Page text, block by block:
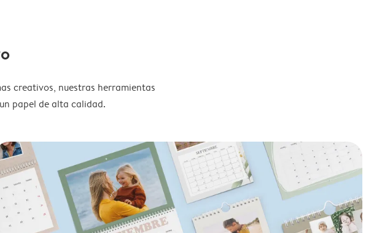
creativos, nuestras herramientas
papel de alta calidad.